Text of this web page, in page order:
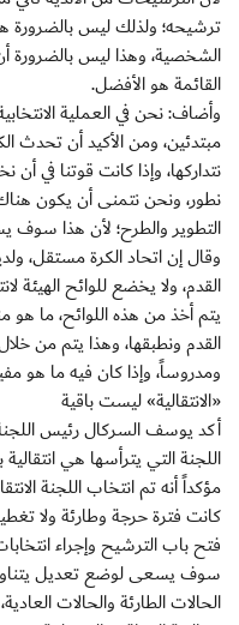
ترشيحه؛ ولذلك ليس بالضرورة
الشخصية، وهذا ليس بالضرورة
القائمة هو الأفضل.
وأضاف: نحن في العملية
مبتدئين، ومن الأكيد أن تحدث
نتداركها، وإذا كانت قوتنا في
نطور، ونحن نتمنى أن يكون
التطوير والطرح؛ لأن هذا سوف
وقال إن اتحاد الكرة مستقل،
القدم، ولا يخضع للوائح الهيئة
يتم أخذ من هذه اللوائح، ما هو
القدم ونطبقها، وهذا يتم من
ومدروساً، وإذا كان فيه ما هو
«الانتقالية» ليست باقية
أكد يوسف السركال رئيس اللجنة
اللجنة التي يترأسها هي
مؤكداً أنه تم انتخاب اللجنة
كانت فترة حرجة وطارئة ولا
فتح باب الترشيح وإجراء
سوف يسعى لوضع تعديل
الحالات الطارئة والحالات